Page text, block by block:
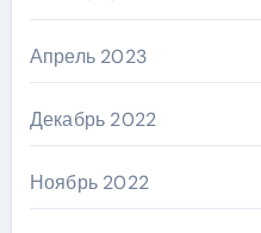
Апрель 2023
Декабрь 2022
Ноябрь 2022